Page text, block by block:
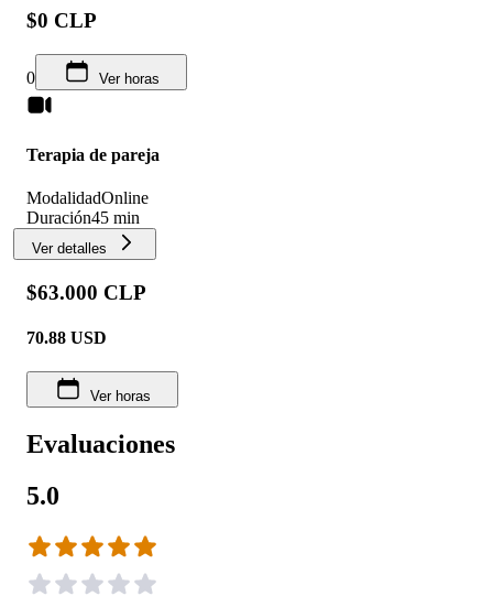
$0 CLP
0 Ver horas
Terapia de pareja
ModalidadOnline
Duración45 min
Ver detalles
$63.000 CLP
70.88 USD
Ver horas
Evaluaciones
5.0